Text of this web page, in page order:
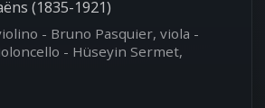
(1835-1921)
- Bruno Pasquier, viola -
- Hüseyin Sermet,